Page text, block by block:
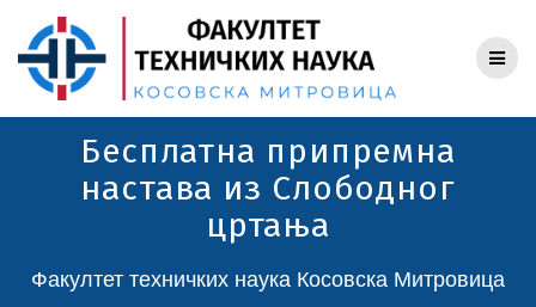
to
content
Бесплатна припремна
настава из Слободног
цртања
Факултет техничких наука Косовска Митровица